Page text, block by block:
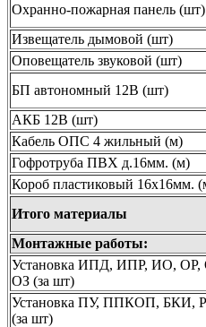
Охранно-пожарная панель (шт)
Извещатель дымовой (шт)
Оповещатель звуковой (шт)
БП автономный 12В (шт)
АКБ 12В (шт)
Кабель ОПС 4 жильный (м)
Гофротруба ПВХ д.16мм. (м)
Короб пластиковый 16х16мм.
Итого материалы
Монтажные работы:
Установка ИПД, ИПР, ИО, ОР,
ОЗ (за шт)
Установка ПУ, ППКОП, БКИ,
(за шт)